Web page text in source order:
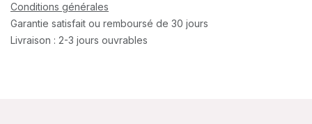
Conditions générales
Garantie satisfait ou remboursé de 30 jours
Livraison : 2-3 jours ouvrables